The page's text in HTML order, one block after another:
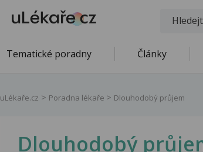
Tematické poradny Články
uLékaře.cz Poradna lékaře Dlouhodobý průjem
Dlouhodobý